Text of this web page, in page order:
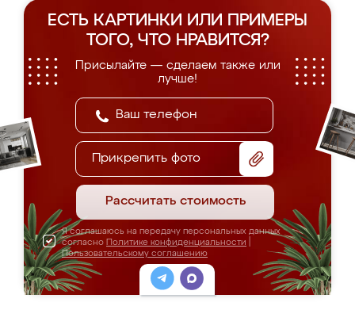
ЕСТЬ КАРТИНКИ ИЛИ ПРИМЕРЫ
ТОГО, ЧТО НРАВИТСЯ?
Присылайте — сделаем также или
лучше!
Прикрепить фото
Рассчитать стоимость
Я соглашаюсь на передачу персональных данных
согласно Политике конфиденциальности
Пользовательскому соглашению